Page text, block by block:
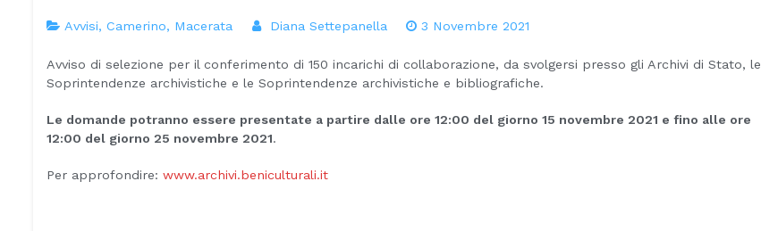
Avvisi, Camerino, Macerata Diana Settepanella 3 Novembre 2021
Avviso di selezione per il conferimento di 150 incarichi di collaborazione, da svolgersi presso gli Archivi di Stato, le
Soprintendenze archivistiche e le Soprintendenze archivistiche e bibliografiche.
Le domande potranno essere presentate a partire dalle ore 12:00 del giorno 15 novembre 2021 e fino alle ore
12:00 del giorno 25 novembre 2021.
Per approfondire: www.archivi.beniculturali.it